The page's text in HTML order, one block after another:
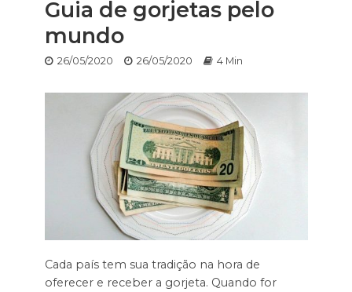
Guia de gorjetas pelo
mundo
26/05/2020 26/05/2020 4 Min
Cada país tem sua tradição na hora de
oferecer e receber a gorjeta. Quando for